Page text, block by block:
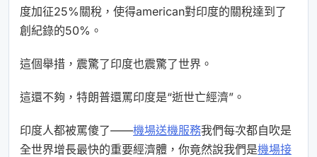
度加征25%關稅，使得american對印度的關稅達到了
創紀錄的50%。
這個舉措，震驚了印度也震驚了世界。
這還不夠，特朗普還罵印度是“逝世亡經濟”。
印度人都被罵傻了——機場送機服務我們每次都自吹是
全世界增長最快的重要經濟體，你竟然說我們是機場接